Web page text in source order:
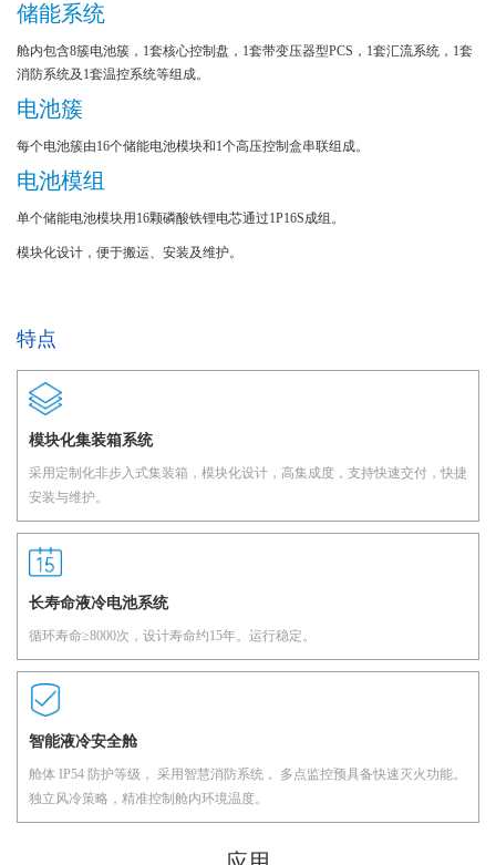
储能系统
舱内包含8簇电池簇，1套核心控制盘，1套带变压器型PCS，1套汇流系统，1套
消防系统及1套温控系统等组成。
电池簇
每个电池簇由16个储能电池模块和1个高压控制盒串联组成。
电池模组
单个储能电池模块用16颗磷酸铁锂电芯通过1P16S成组。
模块化设计，便于搬运、安装及维护。
特点
模块化集装箱系统
采用定制化非步入式集装箱，模块化设计，高集成度，支持快速交付，快捷
安装与维护。
长寿命液冷电池系统
循环寿命≥8000次，设计寿命约15年。运行稳定。
智能液冷安全舱
舱体 IP54 防护等级， 采用智慧消防系统， 多点监控预具备快速灭火功能。
独立风冷策略，精准控制舱内环境温度。